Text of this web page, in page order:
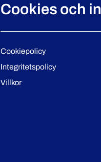
Cookies och
Cookiepolicy
Integritetspolicy
Villkor